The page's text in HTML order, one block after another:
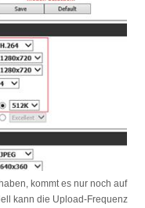
kommt es nur noch auf
kann die Upload-Frequenz